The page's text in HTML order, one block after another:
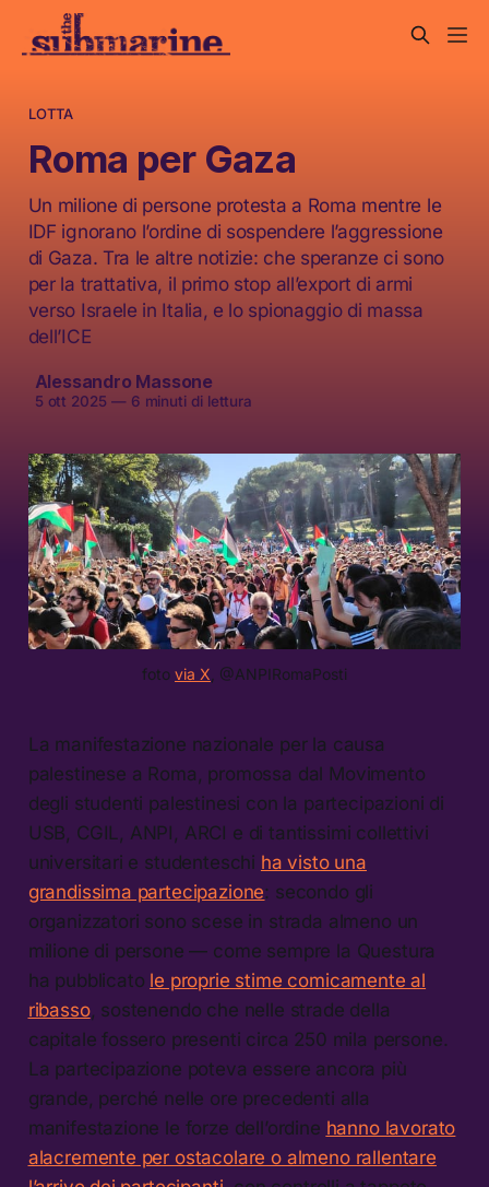
LOTTA
Roma per Gaza
Un milione di persone protesta a Roma mentre le
IDF ignorano l’ordine di sospendere l’aggressione
di Gaza. Tra le altre notizie: che speranze ci sono
per la trattativa, il primo stop all’export di armi
verso Israele in Italia, e lo spionaggio di massa
dell’ICE
Alessandro Massone
5 ott 2025 —6 minuti di lettura
foto via X , @ANPIRomaPosti
La manifestazione nazionale per la causa
palestinese a Roma, promossa dal Movimento
degli studenti palestinesi con la partecipazioni di
USB, CGIL, ANPI, ARCI e di tantissimi collettivi
universitari e studenteschi ha visto una
grandissima partecipazione: secondo gli
organizzatori sono scese in strada almeno un
milione di persone — come sempre la Questura
ha pubblicato le proprie stime comicamente al
ribasso, sostenendo che nelle strade della
capitale fossero presenti circa 250 mila persone.
La partecipazione poteva essere ancora più
grande, perché nelle ore precedenti alla
manifestazione le forze dell’ordine hanno lavorato
alacremente per ostacolare o almeno rallentare